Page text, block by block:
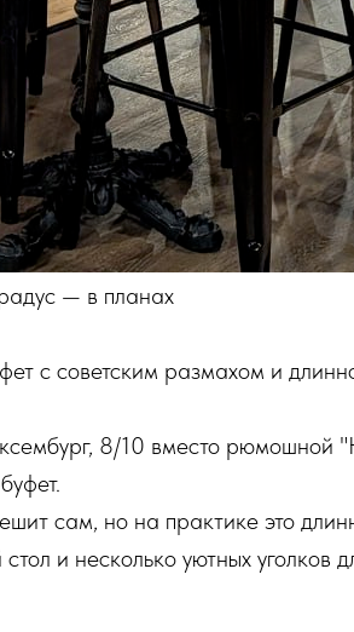
— в планах
с советским размахом и
8/10 вместо рюмошной
сам, но на практике это
и несколько уютных уголков